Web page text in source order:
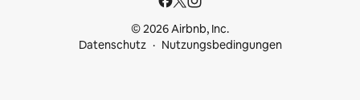
© 2026 Airbnb, Inc.
Datenschutz
Nutzungsbedingungen